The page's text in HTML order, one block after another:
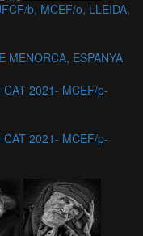
b, MCEF/o, LLEIDA,
MENORCA, ESPANYA
2021- MCEF/p-
2021- MCEF/p-